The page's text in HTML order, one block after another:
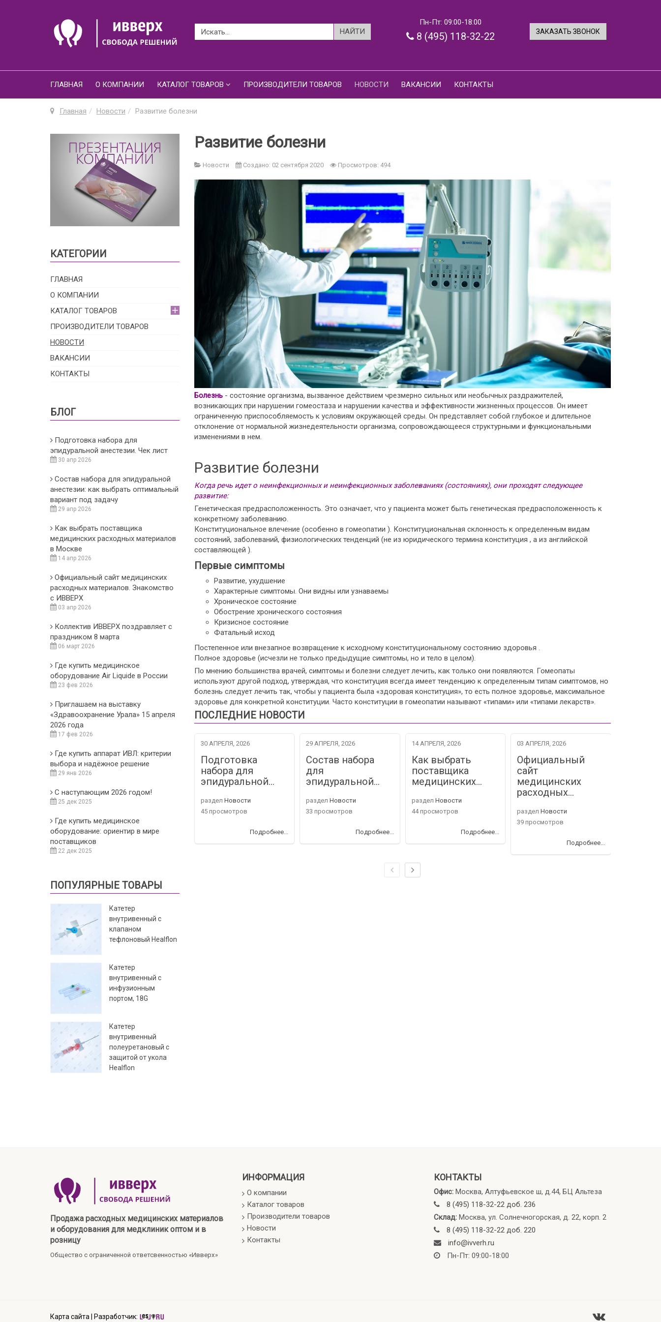
Пн-Пт: 09:00-18:00
8 (495) 118-32-22 ЗАКАЗАТЬ ЗВОНОК
ГЛАВНАЯ О КОМПАНИИ КАТАЛОГ ТОВАРОВ ПРОИЗВОДИТЕЛИ ТОВАРОВ НОВОСТИ ВАКАНСИИ КОНТАКТЫ
Главная Новости Развитие болезни
Развитие болезни
Новости Создано: 02 сентября 2020 Просмотров: 494
Болезнь- состояние организма, вызванное действием чрезмерно сильных или необычных раздражителей,
возникающих при нарушении гомеостаза и нарушении качества и эффективности жизненных процессов. Он имеет
ограниченную приспособляемость к условиям окружающей среды. Он представляет собой глубокое и длительное
отклонение от нормальной жизнедеятельности организма, сопровождающееся структурными и функциональными
изменениями в нем.
Развитие болезни
Когда речь идет о неинфекционных и неинфекционных заболеваниях (состояниях), они проходят следующее
развитие:
Генетическая предрасположенность. Это означает, что у пациента может быть генетическая предрасположенность к
конкретному заболеванию.
Конституциональное влечение (особенно в гомеопатии ). Конституциональная склонность к определенным видам
состояний, заболеваний, физиологических тенденций (не из юридического термина конституция , а из английской
составляющей ).
Первые симптомы
Развитие, ухудшение
Характерные симптомы. Они видны или узнаваемы
Хроническое состояние
Обострение хронического состояния
Кризисное состояние
Фатальный исход
Постепенное или внезапное возвращение к исходному конституциональному состоянию здоровья .
Полное здоровье (исчезли не только предыдущие симптомы, но и тело в целом).
По мнению большинства врачей, симптомы и болезни следует лечить, как только они появляются. Гомеопаты
используют другой подход, утверждая, что конституция всегда имеет тенденцию к определенным типам симптомов, но
болезнь следует лечить так, чтобы у пациента была «здоровая конституция», то есть полное здоровье, максимальное
здоровье для конкретной конституции. Часто конституции в гомеопатии называют «типами» или «типами лекарств».
ПОСЛЕДНИЕ НОВОСТИ
30 АПРЕЛЯ, 2026
Подготовка
набора для
эпидуральной…
раздел Новости
45 просмотров
Подробнее...
29 АПРЕЛЯ, 2026
Состав набора
для
эпидуральной…
раздел Новости
33 просмотров
Подробнее...
14 АПРЕЛЯ, 2026
Как выбрать
поставщика
медицинских…
раздел Новости
44 просмотров
Подробнее...
03 АПРЕЛЯ, 2026
Официальный
сайт
медицинских
расходных…
раздел Новости
39 просмотров
Подробнее...
КАТЕГОРИИ
ГЛАВНАЯ
О КОМПАНИИ
КАТАЛОГ ТОВАРОВ
ПРОИЗВОДИТЕЛИ ТОВАРОВ
НОВОСТИ
ВАКАНСИИ
КОНТАКТЫ
БЛОГ
Подготовка набора для
эпидуральной анестезии. Чек лист
30 апр 2026
Состав набора для эпидуральной
анестезии: как выбрать оптимальный
вариант под задачу
29 апр 2026
Как выбрать поставщика
медицинских расходных материалов
в Москве
14 апр 2026
Официальный сайт медицинских
расходных материалов. Знакомство
с ИВВЕРХ
03 апр 2026
Коллектив ИВВЕРХ поздравляет с
праздником 8 марта
06 март 2026
Где купить медицинское
оборудование Air Liquide в России
23 фев 2026
Приглашаем на выставку
«Здравоохранение Урала» 15 апреля
2026 года
17 фев 2026
Где купить аппарат ИВЛ: критерии
выбора и надёжное решение
29 янв 2026
С наступающим 2026 годом!
25 дек 2025
Где купить медицинское
оборудование: ориентир в мире
поставщиков
22 дек 2025
ПОПУЛЯРНЫЕ ТОВАРЫ
Катетер
внутривенный с
клапаном
тефлоновый Healflon
Катетер
внутривенный с
инфузионным
портом, 18G
Катетер
внутривенный
полеуретановый с
защитой от укола
Healflon
Продажа расходных медицинских материалов
и оборудования для медклиник оптом и в
розницу
Общество с ограниченной ответсвенностью «Ивверх»
ИНФОРМАЦИЯ
О компании
Каталог товаров
Производители товаров
Новости
Контакты
КОНТАКТЫ
Офис: Москва, Алтуфьевское ш, д.44, БЦ Альтеза
8 (495) 118-32-22 доб. 236
Склад: Москва, ул. Солнечногорская, д. 22, корп. 2
8 (495) 118-32-22 доб. 220
info@ivverh.ru
Пн-Пт: 09:00-18:00
Карта сайта Разработчик: